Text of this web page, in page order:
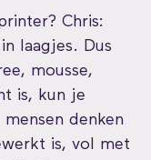
Chris:
laagjes. Dus
mousse,
is, kun je
denken
is, vol met